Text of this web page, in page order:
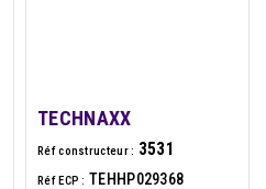
TECHNAXX
Réf constructeur : 3531
Réf ECP : TEHHP029368